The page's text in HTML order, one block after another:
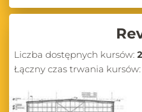
Liczba dostępnych kursów:
Łączny czas trwania kursów: